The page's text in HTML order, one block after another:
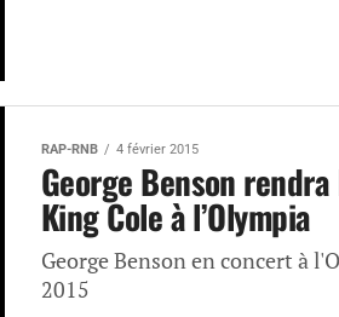
RAP-RNB 4 février 2015
George Benson
King Cole à l’Olympia
George Benson en concert à
2015